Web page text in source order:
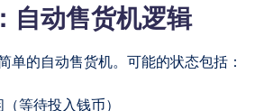
自动售货机逻辑
单的自动售货机。可能的状态包括：
（等待投入钱币）